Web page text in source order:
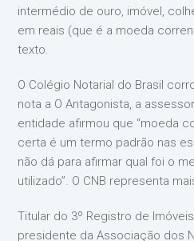
intermédio de ouro, imóvel,
em reais (que é a moeda
texto.
O Colégio Notarial do Brasil
nota a O Antagonista, a
entidade afirmou que “moeda
certa é um termo padrão nas
não dá para afirmar qual foi o
utilizado”. O CNB representa
Titular do 3º Registro de
presidente da Associação dos